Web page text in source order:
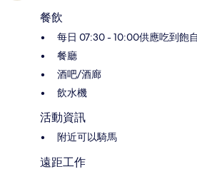
餐飲
每日 07:30 - 10:00供應吃到飽
餐廳
酒吧/酒廊
飲水機
活動資訊
附近可以騎馬
遠距工作